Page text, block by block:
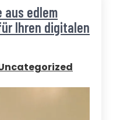
aus edlem
Ihren digitalen